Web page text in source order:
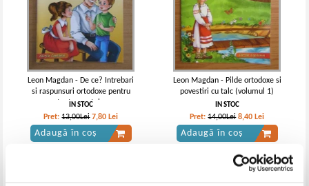
Leon Magdan - De ce? Intrebari
si raspunsuri ortodoxe pentru
toate varstele
IN STOC
Pret:13,00Lei 7,80 Lei
Adaugă în coș
Leon Magdan - Pilde ortodoxe si
povestiri cu talc (volumul 1)
IN STOC
Pret:14,00Lei 8,40 Lei
Adaugă în coș
-50%